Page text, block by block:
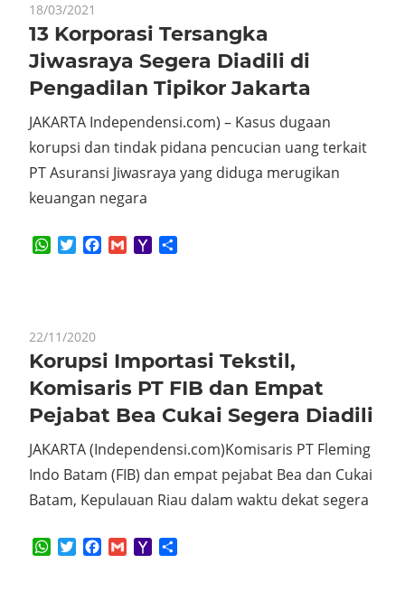
18/03/2021
13 Korporasi Tersangka
Jiwasraya Segera Diadili di
Pengadilan Tipikor Jakarta
JAKARTA Independensi.com) – Kasus dugaan
korupsi dan tindak pidana pencucian uang terkait
PT Asuransi Jiwasraya yang diduga merugikan
keuangan negara
WhatsApp
TwitterFacebook
GmailYahoo
22/11/2020
Korupsi Importasi Tekstil,
Komisaris PT FIB dan Empat
Pejabat Bea Cukai Segera Diadili
JAKARTA (Independensi.com)Komisaris PT Fleming
Indo Batam (FIB) dan empat pejabat Bea dan Cukai
Batam, Kepulauan Riau dalam waktu dekat segera
WhatsApp
TwitterFacebook
GmailYahoo